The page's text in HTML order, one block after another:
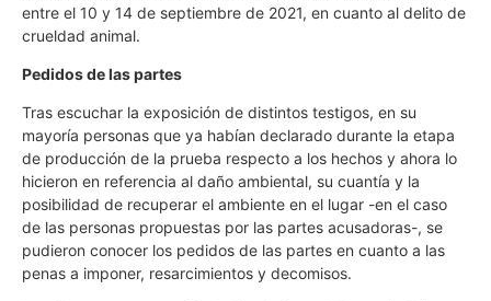
entre el 10 y 14 de septiembre de 2021, en cuanto al delito de
crueldad animal.
Pedidos de las partes
Tras escuchar la exposición de distintos testigos, en su
mayoría personas que ya habían declarado durante la etapa
de producción de la prueba respecto a los hechos y ahora lo
hicieron en referencia al daño ambiental, su cuantía y la
posibilidad de recuperar el ambiente en el lugar -en el caso
de las personas propuestas por las partes acusadoras-, se
pudieron conocer los pedidos de las partes en cuanto a las
penas a imponer, resarcimientos y decomisos.